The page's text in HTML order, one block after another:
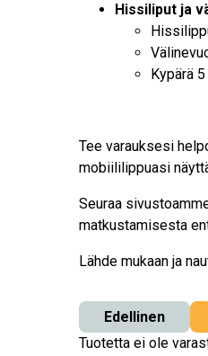
Hissiliput ja
Kypärä
Tee varauksesi
mobiililippuasi
Seuraa
matkustamisesta
Lähde mukaan ja
Edellinen
Tuotetta ei ole